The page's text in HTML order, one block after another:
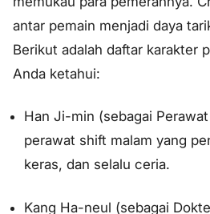
antar pemain menjadi daya
Berikut adalah daftar karakter
Anda ketahui:
Han Ji-min (sebagai
perawat shift malam yang
keras, dan selalu ceria.
Kang Ha-neul (sebagai